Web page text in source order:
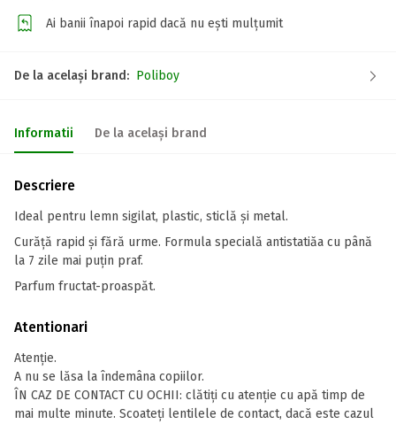
Ai banii înapoi rapid dacă nu ești mulțumit
De la același brand: Poliboy
Informatii De la același brand
Descriere
Ideal pentru lemn sigilat, plastic, sticlă și metal.
Curăță rapid și fără urme. Formula specială antistatiăa cu până
la 7 zile mai puțin praf.
Parfum fructat-proaspăt.
Atentionari
Atenţie.
A nu se lăsa la îndemâna copiilor.
ÎN CAZ DE CONTACT CU OCHII: clătiţi cu atenţie cu apă timp de
mai multe minute. Scoateţi lentilele de contact, dacă este cazul